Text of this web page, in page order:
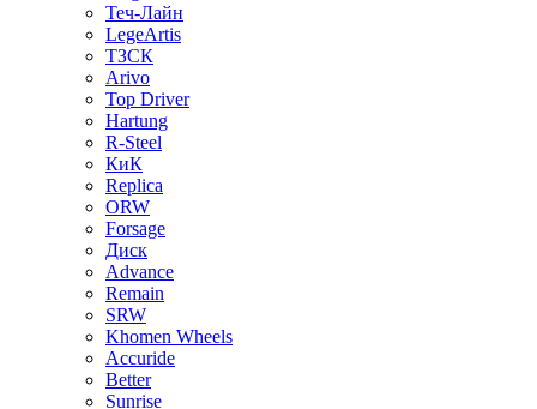
Теч-Лайн
LegeArtis
ТЗСК
Arivo
Top Driver
Hartung
R-Steel
КиК
Replica
ORW
Forsage
Диск
Advance
Remain
SRW
Khomen Wheels
Accuride
Better
Sunrise